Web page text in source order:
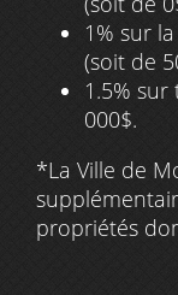
1% sur
(soit de
1.5%
000$.
*La Ville de
propriétés